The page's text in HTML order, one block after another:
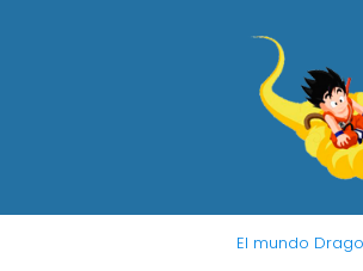
El mundo